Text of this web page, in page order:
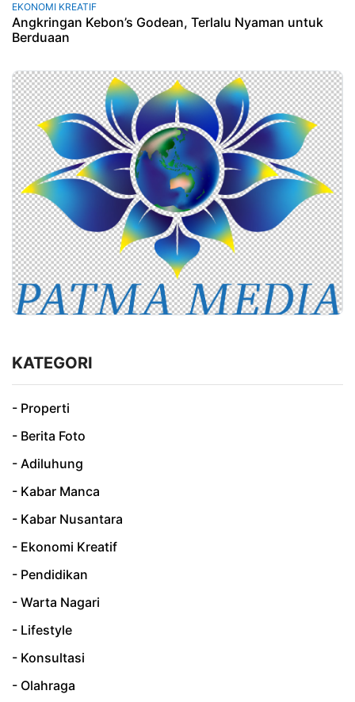
EKONOMI KREATIF
Angkringan Kebon’s Godean, Terlalu Nyaman untuk
Berduaan
KATEGORI
- Properti
- Berita Foto
- Adiluhung
- Kabar Manca
- Kabar Nusantara
- Ekonomi Kreatif
- Pendidikan
- Warta Nagari
- Lifestyle
- Konsultasi
- Olahraga